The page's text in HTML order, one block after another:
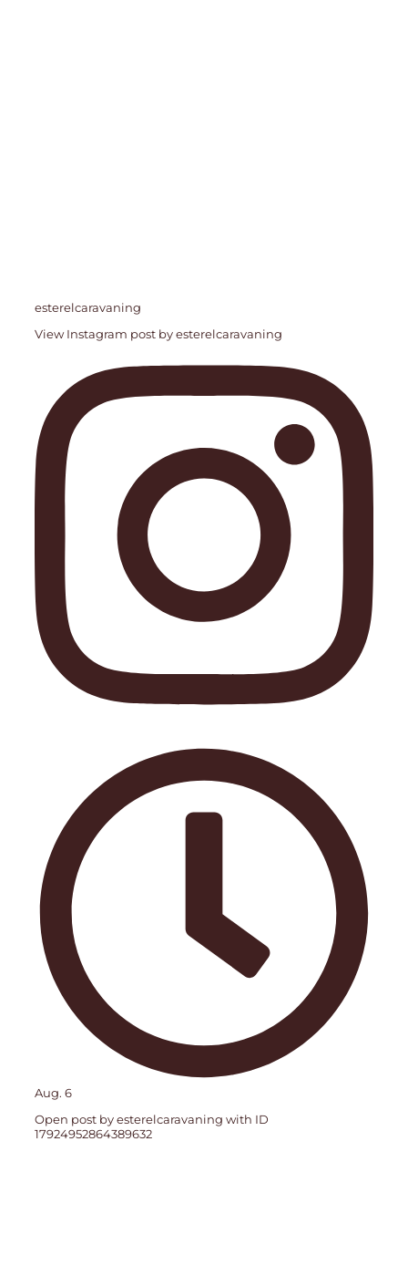
esterelcaravaning
View Instagram post by esterelcaravaning
Aug. 6
Open post by esterelcaravaning with ID
17924952864389632